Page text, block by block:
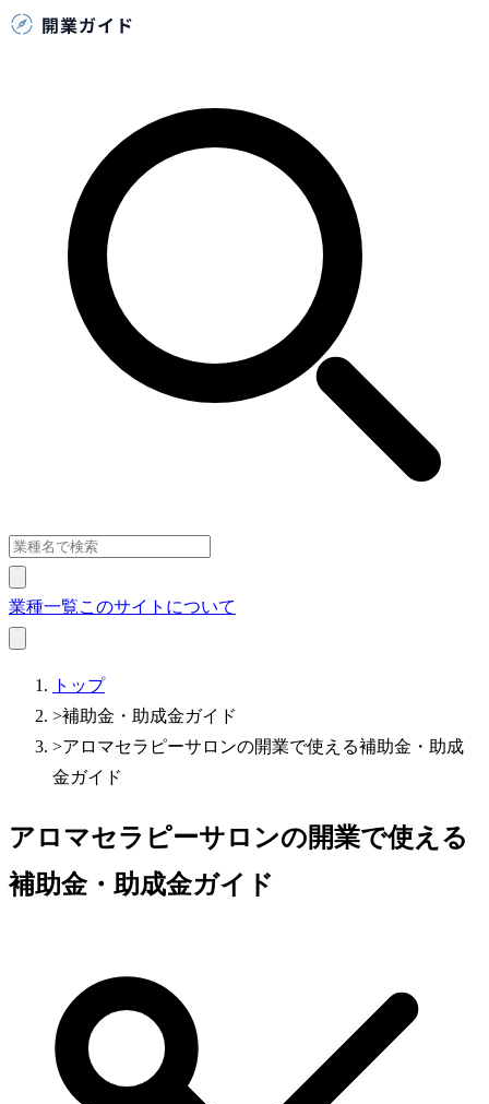
業種一覧このサイトについて
トップ
>補助金・助成金ガイド
>アロマセラピーサロンの開業で使える補助金・助成
金ガイド
アロマセラピーサロンの開業で使える
補助金・助成金ガイド